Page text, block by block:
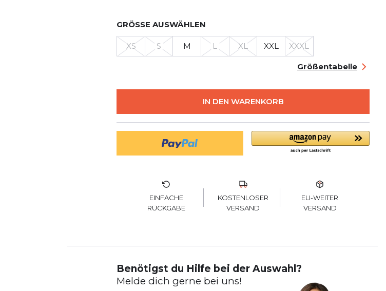
GRÖSSE AUSWÄHLEN
XS S M L XL XXL XXXL
Größentabelle
IN DEN WARENKORB
EINFACHE
RÜCKGABE
KOSTENLOSER
VERSAND
EU-WEITER
VERSAND
Benötigst du Hilfe bei der Auswahl?
Melde dich gerne bei uns!